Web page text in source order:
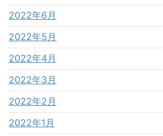
2022年6月
2022年5月
2022年4月
2022年3月
2022年2月
2022年1月